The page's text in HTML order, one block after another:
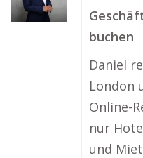
buchen
Daniel
London
Online-
nur
und